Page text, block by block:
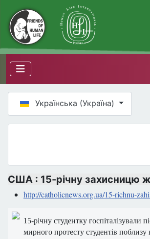
Оберіть свою мову
Українська (Україна)
США : 15-річну захисницю
http://catholicnews.org.ua/15-richnu-
15-річну студентку госпіталізували
мирного протесту студентів поблизу